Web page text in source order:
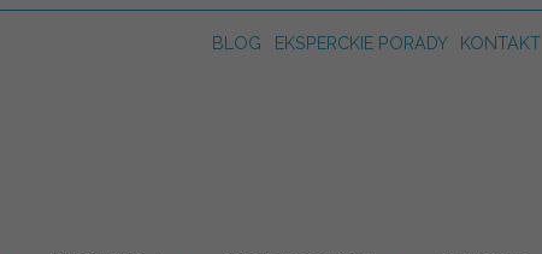
BLOG EKSPERCKIE PORADY KONTAKT